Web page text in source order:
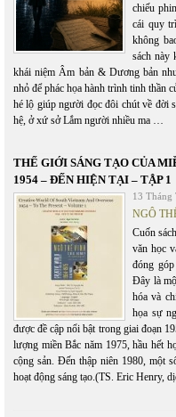
chiếu
cái quy
không
sách này
khái niệm Âm bản & Dương bản
nhỏ để phác họa hành trình tinh thần
hé lộ giúp người đọc đôi chút về đời
hệ, ở xứ sở Lắm người nhiều ma …
THẾ GIỚI SÁNG TẠO CỦA
1954 – ĐẾN HIỆN TẠI – TẬP 1
13 Tháng
NGÔ
Cuốn
văn học
đóng
Đây là
hóa và
họa sự
được đề cập nổi bật trong giai đoạn
lượng miền Bắc năm 1975, hầu hết
cộng sản. Đến thập niên 1980, một
hoạt động sáng tạo.(TS. Eric Henry,